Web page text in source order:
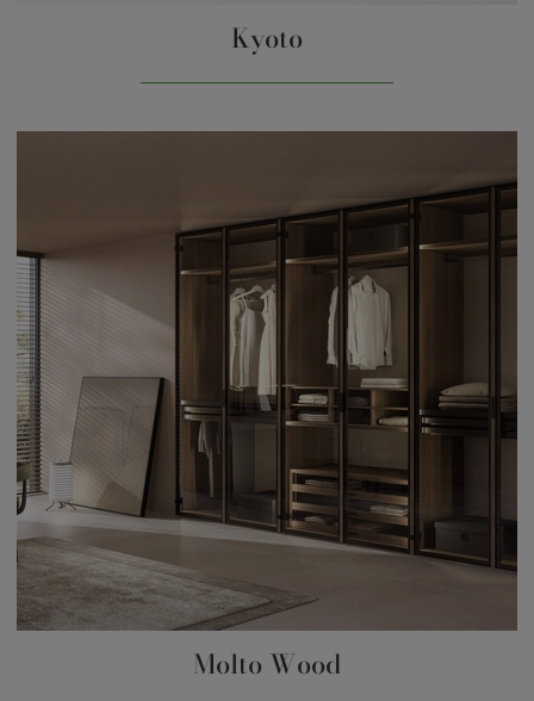
Kyoto
Molto Wood